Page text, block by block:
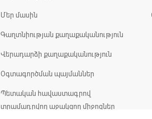
Մեր մասին
Գաղտնիության քաղաքականություն
Վերադարձի քաղաքականություն
Օգտագործման պայմաններ
Պետական հավաստագրով
տրամադրվող աջակցող միջոցներ